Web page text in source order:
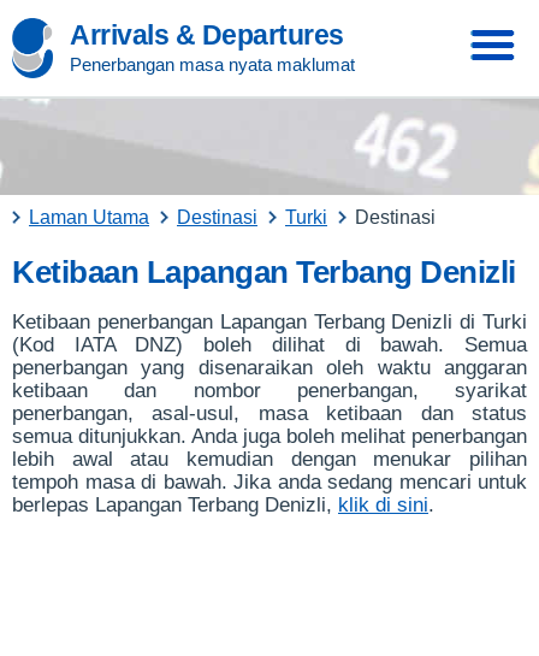
Arrivals & Departures
Penerbangan masa nyata maklumat
Laman Utama Destinasi Turki Destinasi
Ketibaan Lapangan Terbang Denizli
Ketibaan penerbangan Lapangan Terbang Denizli di Turki
(Kod IATA DNZ) boleh dilihat di bawah. Semua
penerbangan yang disenaraikan oleh waktu anggaran
ketibaan dan nombor penerbangan, syarikat
penerbangan, asal-usul, masa ketibaan dan status
semua ditunjukkan. Anda juga boleh melihat penerbangan
lebih awal atau kemudian dengan menukar pilihan
tempoh masa di bawah. Jika anda sedang mencari untuk
berlepas Lapangan Terbang Denizli, klik di sini.